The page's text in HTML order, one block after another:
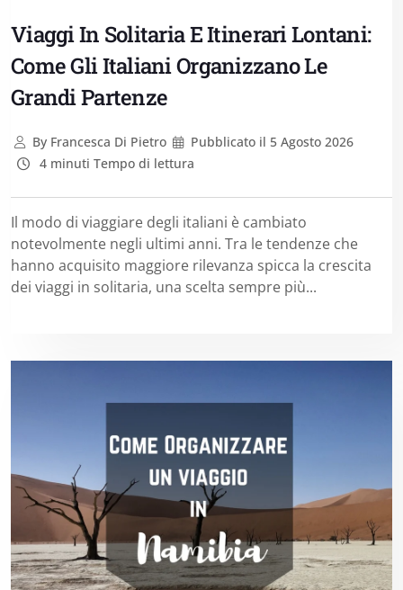
Viaggi In Solitaria E Itinerari Lontani:
Come Gli Italiani Organizzano Le
Grandi Partenze
ByFrancesca Di Pietro Pubblicato il 5 Agosto 2026
4 minuti Tempo di lettura
Il modo di viaggiare degli italiani è cambiato
notevolmente negli ultimi anni. Tra le tendenze che
hanno acquisito maggiore rilevanza spicca la crescita
dei viaggi in solitaria, una scelta sempre più...